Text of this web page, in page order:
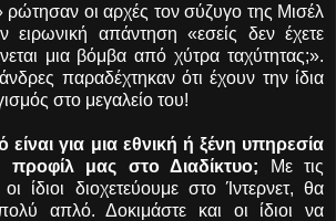
ρώτησαν οι αρχές τον σύζυγο της Μισέλ
ειρωνική απάντηση «εσείς δεν έχετε
μια βόμβα από χύτρα ταχύτητας;».
παραδέχτηκαν ότι έχουν την ίδια
στο μεγαλείο του!
για μια εθνική ή ξένη υπηρεσία
προφίλ μας στο Διαδίκτυο;
Με τις
ίδιοι διοχετεύουμε στο Ίντερνετ, θα
απλό. Δοκιμάστε και οι ίδιοι να